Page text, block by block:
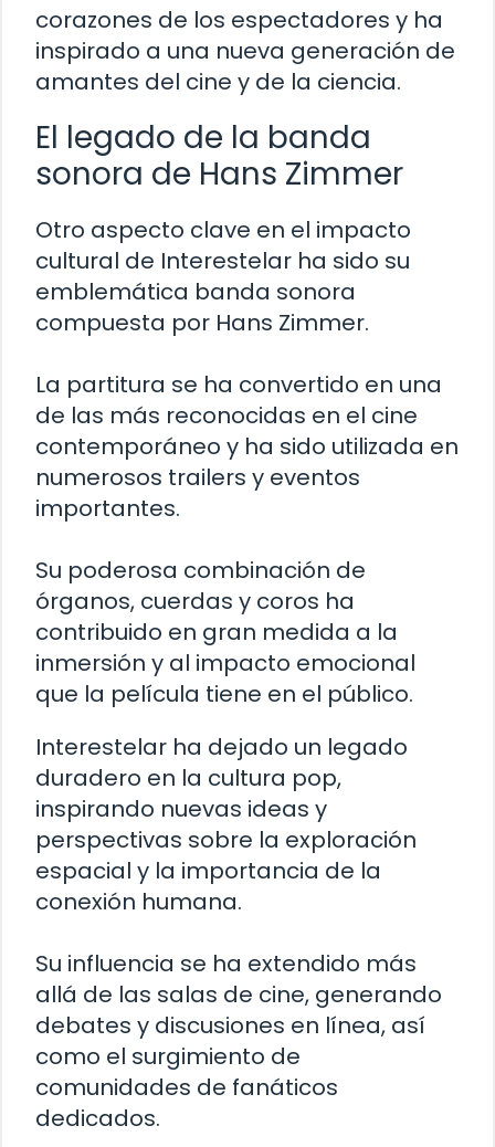
corazones de los espectadores y ha
inspirado a una nueva generación de
amantes del cine y de la ciencia.
El legado de la banda
sonora de Hans Zimmer
Otro aspecto clave en el impacto
cultural de Interestelar ha sido su
emblemática banda sonora
compuesta por Hans Zimmer.
La partitura se ha convertido en una
de las más reconocidas en el cine
contemporáneo y ha sido utilizada en
numerosos trailers y eventos
importantes.
Su poderosa combinación de
órganos, cuerdas y coros ha
contribuido en gran medida a la
inmersión y al impacto emocional
que la película tiene en el público.
Interestelar ha dejado un legado
duradero en la cultura pop,
inspirando nuevas ideas y
perspectivas sobre la exploración
espacial y la importancia de la
conexión humana.
Su influencia se ha extendido más
allá de las salas de cine, generando
debates y discusiones en línea, así
como el surgimiento de
comunidades de fanáticos
dedicados.